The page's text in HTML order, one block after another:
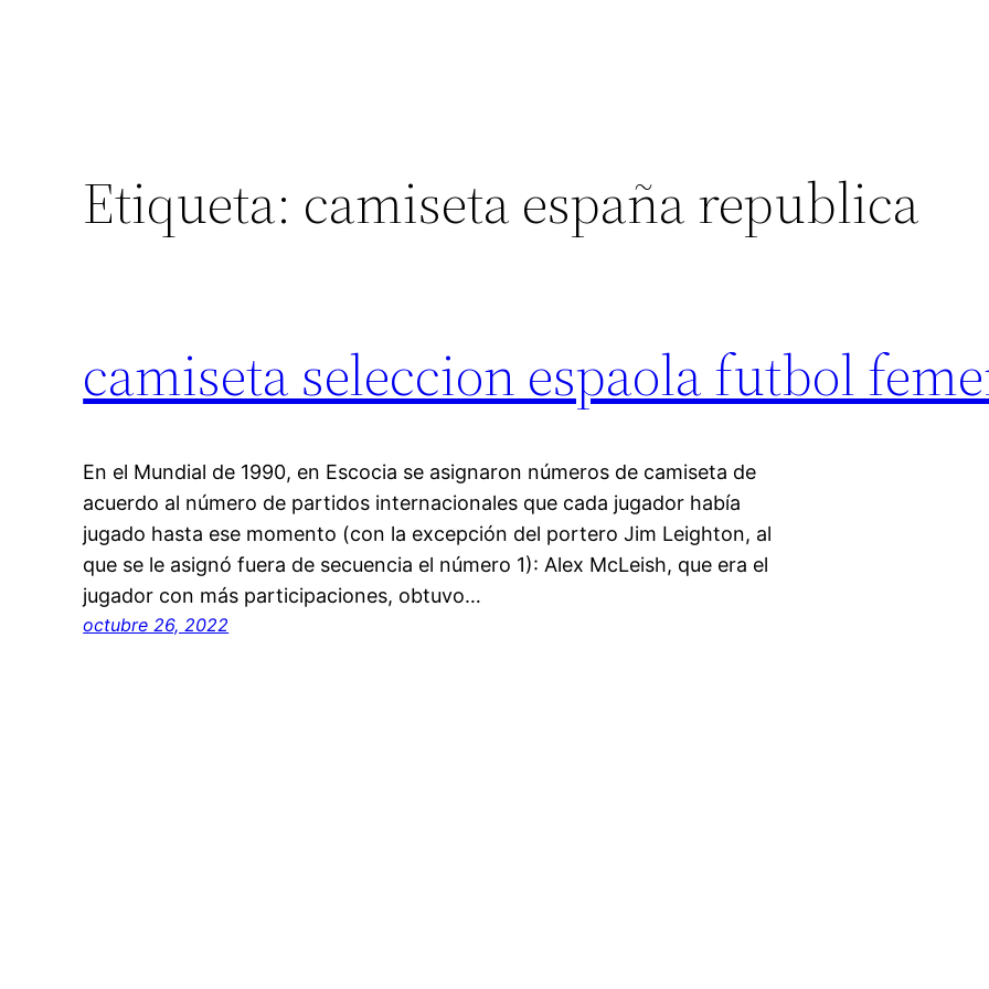
Etiqueta: camiseta españa republica
camiseta seleccion espaola futbol
En el Mundial de 1990, en Escocia se asignaron números de camiseta de
acuerdo al número de partidos internacionales que cada jugador había
jugado hasta ese momento (con la excepción del portero Jim Leighton, al
que se le asignó fuera de secuencia el número 1): Alex McLeish, que era el
jugador con más participaciones, obtuvo…
octubre 26, 2022